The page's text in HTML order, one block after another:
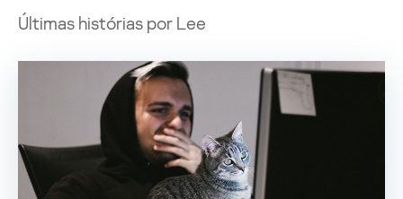
Últimas histórias por Lee